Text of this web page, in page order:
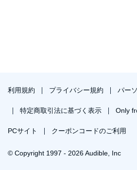
利用規約 プライバシー規約 パー
特定商取引法に基づく表示 Only
PCサイト クーポンコードのご利用
© Copyright 1997 - 2026 Audible, Inc